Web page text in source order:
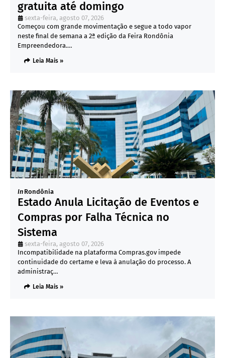
gratuita até domingo
sexta-feira, agosto 07, 2026
Começou com grande movimentação e segue a todo vapor
neste final de semana a 2ª edição da Feira Rondônia
Empreendedora.…
Leia Mais »
In Rondônia
Estado Anula Licitação de Eventos e
Compras por Falha Técnica no
Sistema
sexta-feira, agosto 07, 2026
Incompatibilidade na plataforma Compras.gov impede
continuidade do certame e leva à anulação do processo. A
administraç…
Leia Mais »